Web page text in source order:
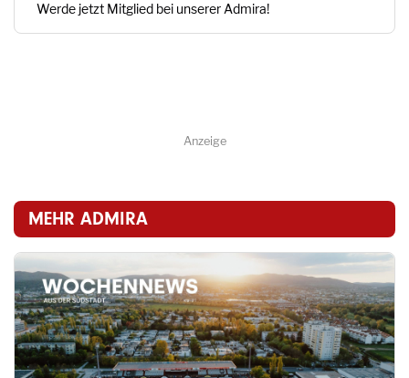
MEHR ADMIRA
Werde jetzt Mitglied bei unserer Admira!
Anzeige